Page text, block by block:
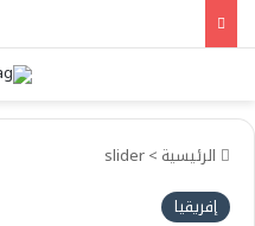
الرئيسية >
slider
إفريقيا